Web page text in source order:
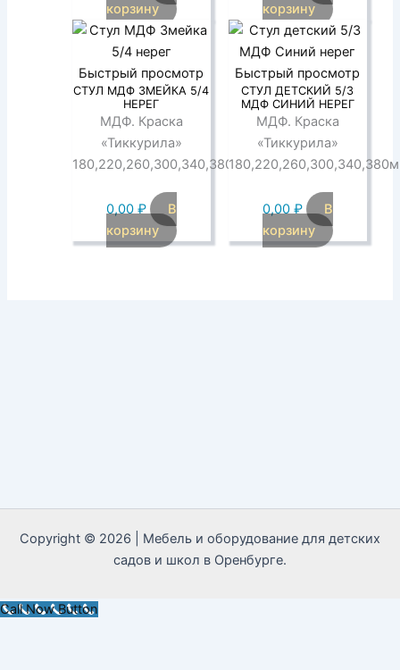
корзину
корзину
Быстрый просмотр
СТУЛ МДФ ЗМЕЙКА 5/4
НЕРЕГ
МДФ. Краска
«Тиккурила»
180,220,260,300,340,380мм
0,00 ₽
В
корзину
Быстрый просмотр
СТУЛ ДЕТСКИЙ 5/3
МДФ СИНИЙ НЕРЕГ
МДФ. Краска
«Тиккурила»
0,00 ₽
В
корзину
Copyright © 2026 | Мебель и оборудование для детских
садов и школ в Оренбурге.
Call Now Button